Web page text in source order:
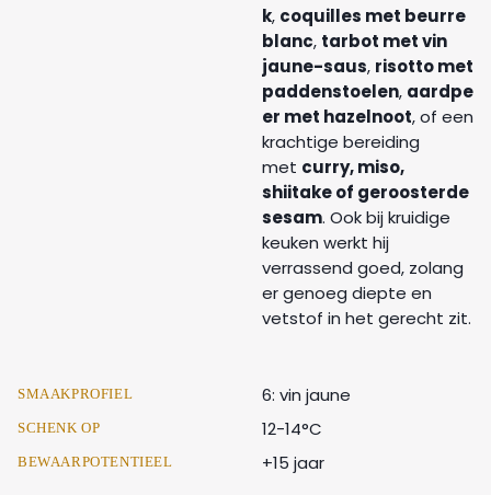
k, coquilles met beurre
blanc, tarbot met vin
jaune-saus, risotto met
paddenstoelen, aardpe
er met hazelnoot, of een
krachtige bereiding
met curry, miso,
shiitake of geroosterde
sesam. Ook bij kruidige
keuken werkt hij
verrassend goed, zolang
er genoeg diepte en
vetstof in het gerecht zit.
SMAAKPROFIEL 6: vin jaune
SCHENK OP 12-14°C
BEWAARPOTENTIEEL +15 jaar